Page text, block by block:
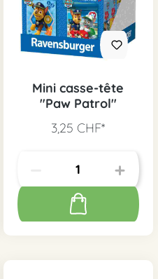
Mini casse-tête
"Paw Patrol"
3,25 CHF*